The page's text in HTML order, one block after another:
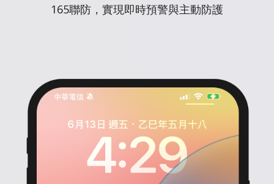
165聯防，實現即時預警與主動防護